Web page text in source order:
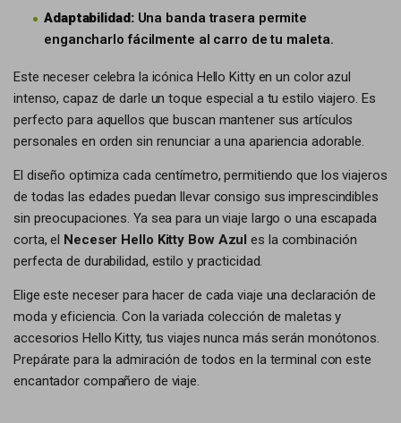
Adaptabilidad:Una banda trasera permite
engancharlo fácilmente al carro de tu maleta.
Este neceser celebra la icónica Hello Kitty en un color azul
intenso, capaz de darle un toque especial a tu estilo viajero. Es
perfecto para aquellos que buscan mantener sus artículos
personales en orden sin renunciar a una apariencia adorable.
El diseño optimiza cada centímetro, permitiendo que los viajeros
de todas las edades puedan llevar consigo sus imprescindibles
sin preocupaciones. Ya sea para un viaje largo o una escapada
corta, el Neceser Hello Kitty Bow Azul es la combinación
perfecta de durabilidad, estilo y practicidad.
Elige este neceser para hacer de cada viaje una declaración de
moda y eficiencia. Con la variada colección de maletas y
accesorios Hello Kitty, tus viajes nunca más serán monótonos.
Prepárate para la admiración de todos en la terminal con este
encantador compañero de viaje.